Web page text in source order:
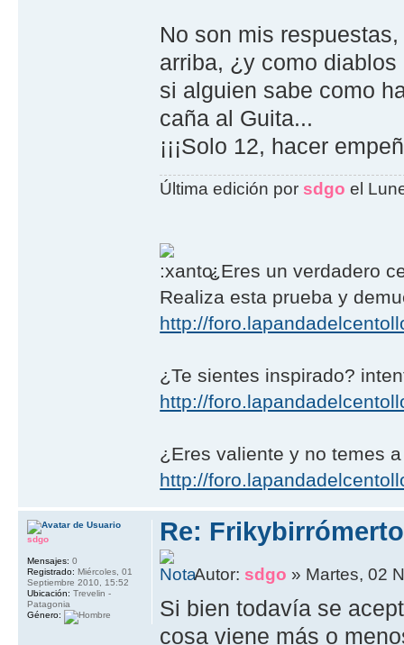
No son mis
arriba, ¿y como
si alguien sabe como
caña al Guita...
¡¡¡Solo 12, hacer
Última edición por sdgo el
¿Eres un verdadero
Realiza esta prueba y
http://
¿Te sientes inspirado?
http://
¿Eres valiente y no temes
http://
Re:
Autor: sdgo » Martes, 02
Si bien todavía se
cosa viene más o
sdgo
Mensajes: 0
Registrado: Miércoles, 01
Septiembre 2010, 15:52
Ubicación: Trevelin -
Patagonia
Género: